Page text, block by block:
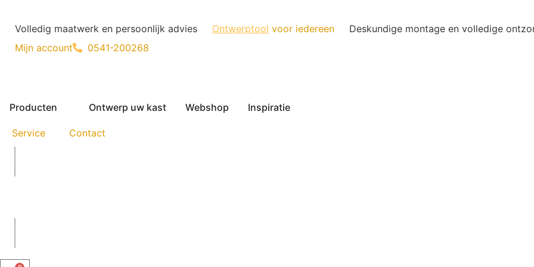
Volledig maatwerk en persoonlijk advies Ontwerptool voor iedereen
Deskundige montage en volledige
Mijn account
0541-200268
Producten Ontwerp uw kast Webshop Inspiratie
Service Contact